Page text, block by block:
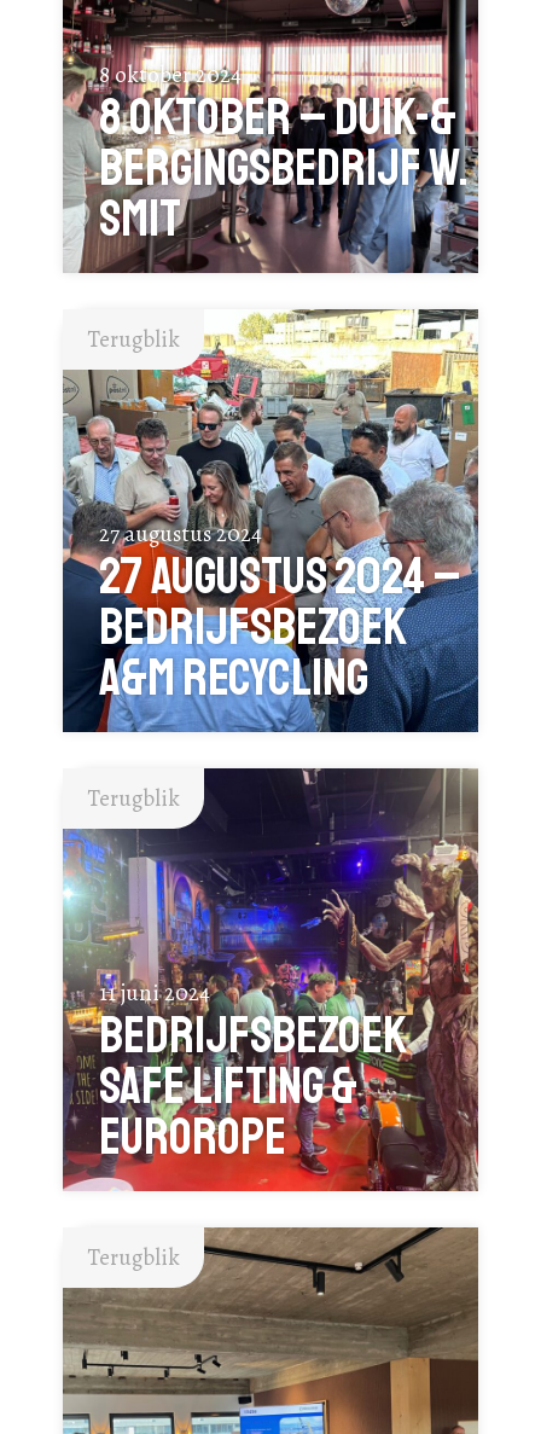
8 oktober 2024
8 oktober – Duik-&
Bergingsbedrijf W.
SMIT
Terugblik
27 augustus 2024
27 augustus 2024 –
bedrijfsbezoek
A&M Recycling
Terugblik
11 juni 2024
Bedrijfsbezoek
Safe Lifting &
EuroRope
Terugblik